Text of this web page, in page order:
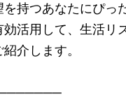
持つあなたにぴっ
効活用して、生活リ
介します。